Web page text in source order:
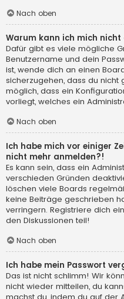
Nach oben
Warum kann ich mich nicht
Dafür gibt es viele mögliche
Benutzername und dein
ist, wende dich an einen
sicherzugehen, dass du nicht
möglich, dass ein
vorliegt, welches ein
Nach oben
Ich habe mich vor einiger
nicht mehr anmelden?!
Es kann sein, dass ein
verschieden Gründen
löschen viele Boards
keine Beiträge geschrieben
verringern. Registriere dich
den Diskussionen teil!
Nach oben
Ich habe mein Passwort
Das ist nicht schlimm! Wir
nicht wieder mitteilen, du